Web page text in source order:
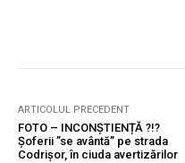
ARTICOLUL PRECEDENT
FOTO – INCONȘTIENȚĂ ?!?
Șoferii ”se avântă” pe strada
Codrișor, în ciuda avertizărilor